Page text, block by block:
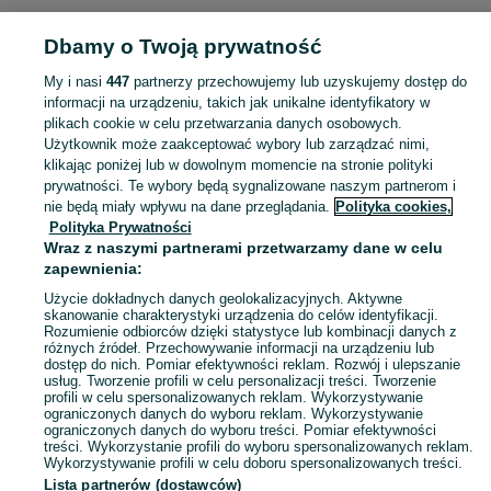
słoiki
Masz coś, czego już nie potrzebujesz? Wejdź na OLX, dodaj ofertę w kategorii Oddam za darmo i oddaj swój przedmiot za darmo! - Włocławek i okolice! Zobacz
Mapa kategorii
Mapa miejscowości
Mapa ministron
Popularne wyszukiwania
Dbamy o Twoją prywatność
My i nasi 447partnerzy przechowujemy lub uzyskujemy dostęp do
informacji na urządzeniu, takich jak unikalne identyfikatory w
plikach cookie w celu przetwarzania danych osobowych.
Użytkownik może zaakceptować wybory lub zarządzać nimi,
klikając poniżej lub w dowolnym momencie na stronie polityki
prywatności. Te wybory będą sygnalizowane naszym partnerom i
nie będą miały wpływu na dane przeglądania. Polityka cookies,
Polityka Prywatności
Wraz z naszymi partnerami przetwarzamy dane w celu
zapewnienia:
Użycie dokładnych danych geolokalizacyjnych. Aktywne
skanowanie charakterystyki urządzenia do celów identyfikacji.
Rozumienie odbiorców dzięki statystyce lub kombinacji danych z
różnych źródeł. Przechowywanie informacji na urządzeniu lub
dostęp do nich. Pomiar efektywności reklam. Rozwój i ulepszanie
usług. Tworzenie profili w celu personalizacji treści. Tworzenie
profili w celu spersonalizowanych reklam. Wykorzystywanie
ograniczonych danych do wyboru reklam. Wykorzystywanie
ograniczonych danych do wyboru treści. Pomiar efektywności
treści. Wykorzystanie profili do wyboru spersonalizowanych reklam.
Wykorzystywanie profili w celu doboru spersonalizowanych treści.
Lista partnerów (dostawców)